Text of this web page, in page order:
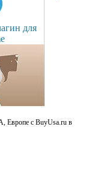
для
Европе с BuyUsa.ru в